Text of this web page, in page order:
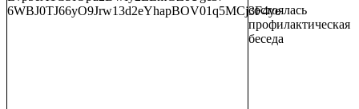
состоялась
профилактическая
беседа